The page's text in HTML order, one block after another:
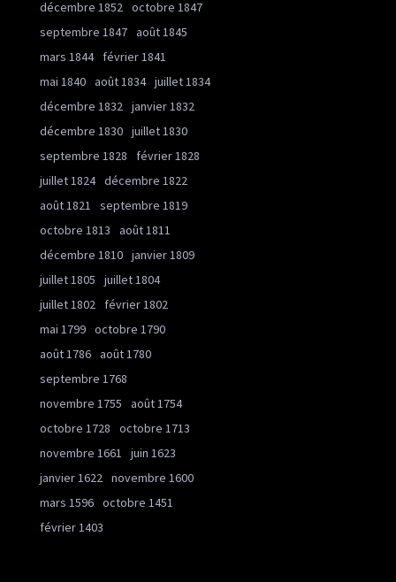
décembre 1852 octobre 1847
septembre 1847 août 1845
mars 1844
février 1841
mai 1840 août 1834 juillet 1834
décembre 1832 janvier 1832
décembre 1830 juillet 1830
septembre 1828
février 1828
juillet 1824 décembre 1822
août 1821
septembre 1819
octobre 1813
août 1811
décembre 1810 janvier 1809
juillet 1805
juillet 1804
juillet 1802
février 1802
mai 1799 octobre 1790
août 1786 août 1780
septembre 1768
novembre 1755
août 1754
octobre 1728
octobre 1713
novembre 1661
juin 1623
janvier 1622 novembre 1600
mars 1596 octobre 1451
février 1403